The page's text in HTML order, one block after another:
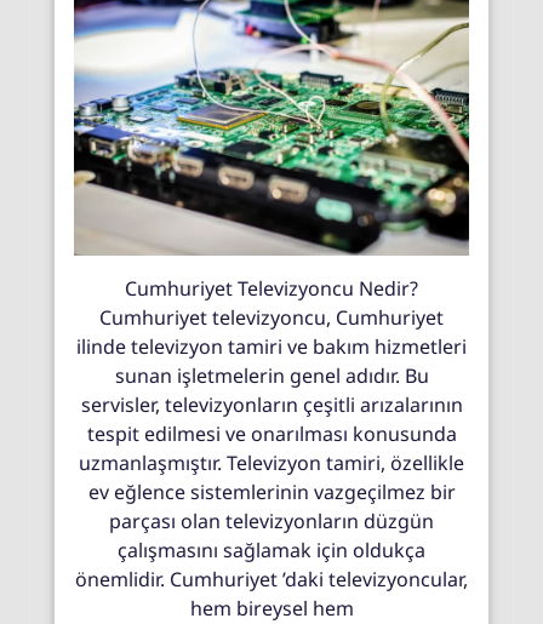
Cumhuriyet Televizyoncu Nedir?
Cumhuriyet televizyoncu, Cumhuriyet
ilinde televizyon tamiri ve bakım hizmetleri
sunan işletmelerin genel adıdır. Bu
servisler, televizyonların çeşitli arızalarının
tespit edilmesi ve onarılması konusunda
uzmanlaşmıştır. Televizyon tamiri, özellikle
ev eğlence sistemlerinin vazgeçilmez bir
parçası olan televizyonların düzgün
çalışmasını sağlamak için oldukça
önemlidir. Cumhuriyet ’daki televizyoncular,
hem bireysel hem